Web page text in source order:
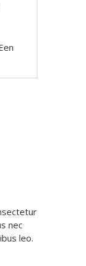
nec
leo.